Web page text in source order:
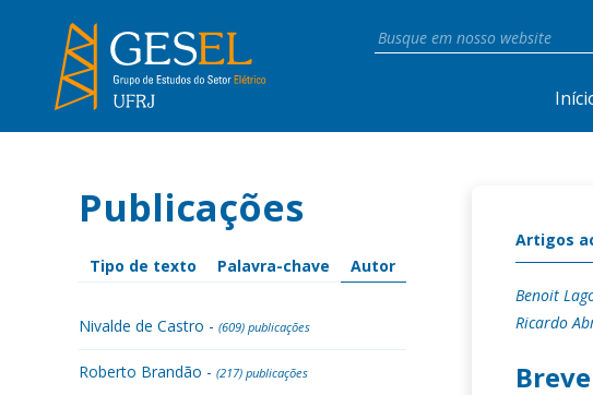
Publicações
Tipo de texto Palavra-chave Autor
Nivalde de Castro - (609) publicações
Roberto Brandão - (217) publicações
Artigos
Benoit
Ricardo